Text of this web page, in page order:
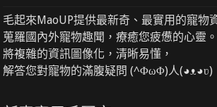
毛起來MaoUP提供最新奇、最實用的寵物
蒐羅國內外寵物趣聞，療癒您疲憊的心靈。
將複雜的資訊圖像化，清晰易懂，
解答您對寵物的滿腹疑問 (^ΦωΦ)人(◕ᴥ◕ʋ)